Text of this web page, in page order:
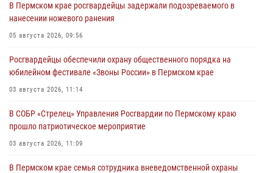
В Пермском крае росгвардейцы задержали подозреваемого в
нанесении ножевого ранения
05 августа 2026, 09:56
Росгвардейцы обеспечили охрану общественного порядка на
юбилейном фестивале «Звоны России» в Пермском крае
03 августа 2026, 11:14
В СОБР «Стрелец» Управления Росгвардии по Пермскому краю
прошло патриотическое мероприятие
03 августа 2026, 11:09
В Пермском крае семья сотрудника вневедомственной охраны